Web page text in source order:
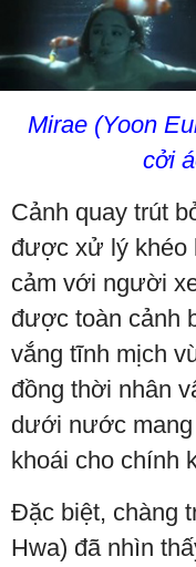
Mirae (Yoon
cởi
Cảnh quay trút
được xử lý khéo
cảm với người
được toàn cảnh
vắng tĩnh mịch
đồng thời nhân
dưới nước mang
khoái cho chính
Đặc biệt, chàng
Hwa) đã nhìn